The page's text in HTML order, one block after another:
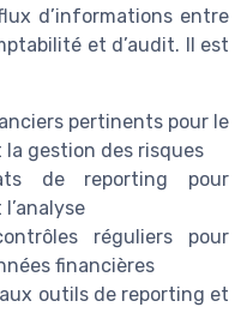
d’informations entre
et d’audit. Il est
pertinents pour le
gestion des risques
de reporting pour
réguliers pour
financières
outils de reporting et